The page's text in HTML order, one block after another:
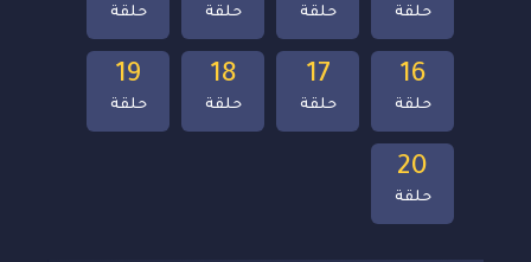
20
حلقة
19
حلقة
18
حلقة
17
حلقة
16
حلقة
حلقة حلقة حلقة حلقة